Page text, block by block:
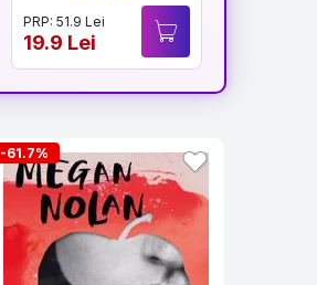
PRP: 51.9 Lei
19.9 Lei
-61.7%